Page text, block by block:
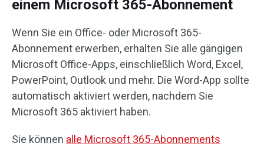
einem Microsoft 365-Abonnement
Wenn Sie ein Office- oder Microsoft 365-
Abonnement erwerben, erhalten Sie alle gängigen
Microsoft Office-Apps, einschließlich Word, Excel,
PowerPoint, Outlook und mehr. Die Word-App sollte
automatisch aktiviert werden, nachdem Sie
Microsoft 365 aktiviert haben.
Sie können alle Microsoft 365-Abonnements